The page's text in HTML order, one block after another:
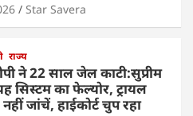
Star Savera
राज्य
ने 22 साल जेल काटी:सुप्रीम
सिस्टम का फेल्योर, ट्रायल
जांचें, हाईकोर्ट चुप रहा